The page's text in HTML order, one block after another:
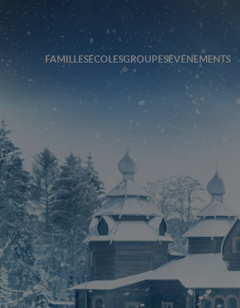
FAMILLESÉCOLESGROUPESÉVÉNEMENTS